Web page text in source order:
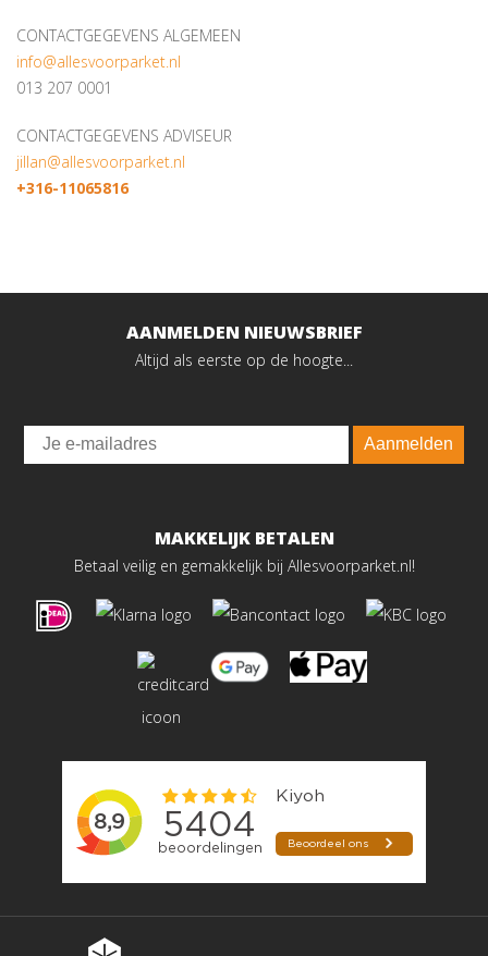
CONTACTGEGEVENS ALGEMEEN
info@allesvoorparket.nl
013 207 0001
CONTACTGEGEVENS ADVISEUR
jillan@allesvoorparket.nl
+316-11065816
AANMELDEN NIEUWSBRIEF
Altijd als eerste op de hoogte...
Email
Aanmelden
MAKKELIJK BETALEN
Betaal veilig en gemakkelijk bij Allesvoorparket.nl!